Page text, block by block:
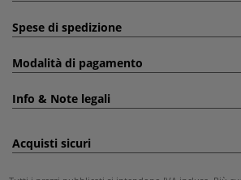
Spese di spedizione
Modalità di pagamento
Info & Note legali
Acquisti sicuri